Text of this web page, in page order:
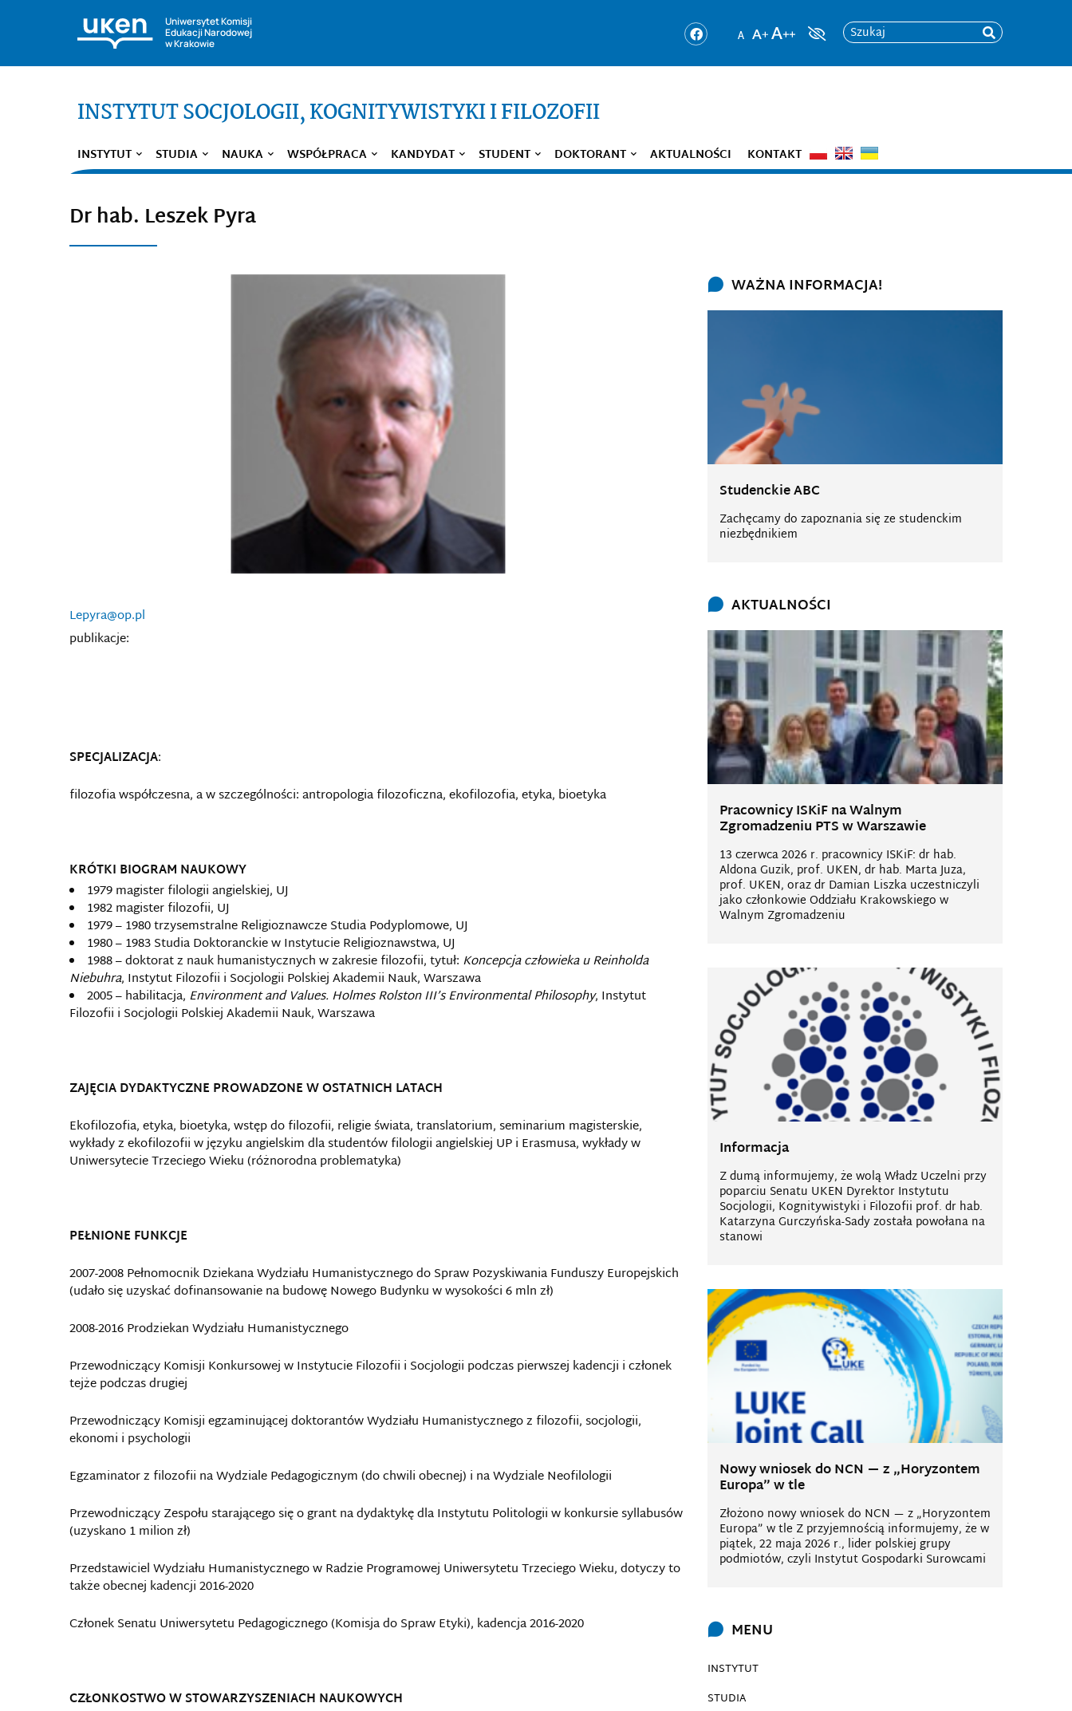
Uniwersytet Komisji
Edukacji Narodowej
w Krakowie
Szukaj
INSTYTUT SOCJOLOGII, KOGNITYWISTYKI I FILOZOFII
INSTYTUT STUDIA NAUKA WSPÓŁPRACA KANDYDAT STUDENT DOKTORANT AKTUALNOŚCI KONTAKT
Dr hab. Leszek Pyra
Lepyra@op.pl
publikacje:
SPECJALIZACJA:
filozofia współczesna, a w szczególności: antropologia filozoficzna, ekofilozofia, etyka, bioetyka
KRÓTKI BIOGRAM NAUKOWY
1979 magister filologii angielskiej, UJ
1982 magister filozofii, UJ
1979 – 1980 trzysemstralne Religioznawcze Studia Podyplomowe, UJ
1980 – 1983 Studia Doktoranckie w Instytucie Religioznawstwa, UJ
1988 – doktorat z nauk humanistycznych w zakresie filozofii, tytuł: Koncepcja człowieka u Reinholda
Niebuhra, Instytut Filozofii i Socjologii Polskiej Akademii Nauk, Warszawa
2005 – habilitacja, Environment and Values. Holmes Rolston III’s Environmental Philosophy, Instytut
Filozofii i Socjologii Polskiej Akademii Nauk, Warszawa
ZAJĘCIA DYDAKTYCZNE PROWADZONE W OSTATNICH LATACH
Ekofilozofia, etyka, bioetyka, wstęp do filozofii, religie świata, translatorium, seminarium magisterskie,
wykłady z ekofilozofii w języku angielskim dla studentów filologii angielskiej UP i Erasmusa, wykłady w
Uniwersytecie Trzeciego Wieku (różnorodna problematyka)
PEŁNIONE FUNKCJE
2007-2008 Pełnomocnik Dziekana Wydziału Humanistycznego do Spraw Pozyskiwania Funduszy Europejskich
(udało się uzyskać dofinansowanie na budowę Nowego Budynku w wysokości 6 mln zł)
2008-2016 Prodziekan Wydziału Humanistycznego
Przewodniczący Komisji Konkursowej w Instytucie Filozofii i Socjologii podczas pierwszej kadencji i członek
tejże podczas drugiej
Przewodniczący Komisji egzaminującej doktorantów Wydziału Humanistycznego z filozofii, socjologii,
ekonomi i psychologii
Egzaminator z filozofii na Wydziale Pedagogicznym (do chwili obecnej) i na Wydziale Neofilologii
Przewodniczący Zespołu starającego się o grant na dydaktykę dla Instytutu Politologii w konkursie syllabusów
(uzyskano 1 milion zł)
Przedstawiciel Wydziału Humanistycznego w Radzie Programowej Uniwersytetu Trzeciego Wieku, dotyczy to
także obecnej kadencji 2016-2020
Członek Senatu Uniwersytetu Pedagogicznego (Komisja do Spraw Etyki), kadencja 2016-2020
CZŁONKOSTWO W STOWARZYSZENIACH NAUKOWYCH
WAŻNA INFORMACJA!
Studenckie ABC
Zachęcamy do zapoznania się ze studenckim
niezbędnikiem
AKTUALNOŚCI
Pracownicy ISKiF na Walnym
Zgromadzeniu PTS w Warszawie
13 czerwca 2026 r. pracownicy ISKiF: dr hab.
Aldona Guzik, prof. UKEN, dr hab. Marta Juza,
prof. UKEN, oraz dr Damian Liszka uczestniczyli
jako członkowie Oddziału Krakowskiego w
Walnym Zgromadzeniu
Informacja
Z dumą informujemy, że wolą Władz Uczelni przy
poparciu Senatu UKEN Dyrektor Instytutu
Socjologii, Kognitywistyki i Filozofii prof. dr hab.
Katarzyna Gurczyńska-Sady została powołana na
stanowi
Nowy wniosek do NCN — z „Horyzontem
Europa” w tle
Złożono nowy wniosek do NCN — z „Horyzontem
Europa” w tle Z przyjemnością informujemy, że w
piątek, 22 maja 2026 r., lider polskiej grupy
podmiotów, czyli Instytut Gospodarki Surowcami
MENU
INSTYTUT
STUDIA